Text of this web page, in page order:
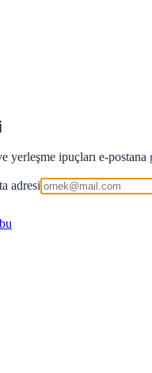
yerleşme ipuçları e-
adresi